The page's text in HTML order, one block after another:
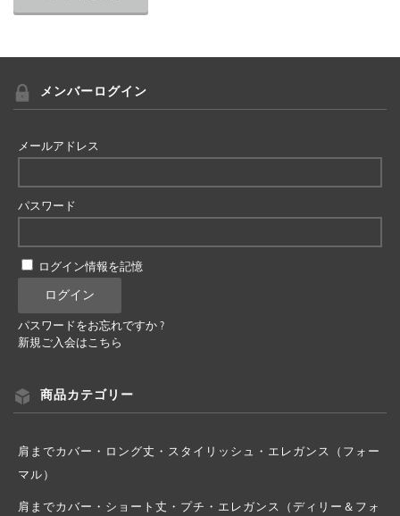
メンバーログイン
メールアドレス
パスワード
ログイン情報を記憶
パスワードをお忘れですか ?
新規ご入会はこちら
商品カテゴリー
肩までカバー・ロング丈・スタイリッシュ・エレガンス（フォー
マル）
肩までカバー・ショート丈・プチ・エレガンス（ディリー＆フォ